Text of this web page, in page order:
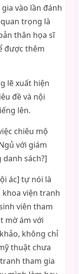
vào lần đánh
trọng là
thân họa sĩ
được thêm
lẽ xuất hiện
đề và nội
lên.
chiêu mộ
với giám
sách?]
ác] tự nói là
khoa viện tranh
viên tham
mờ ám với
không chỉ
thuật chưa
tham gia